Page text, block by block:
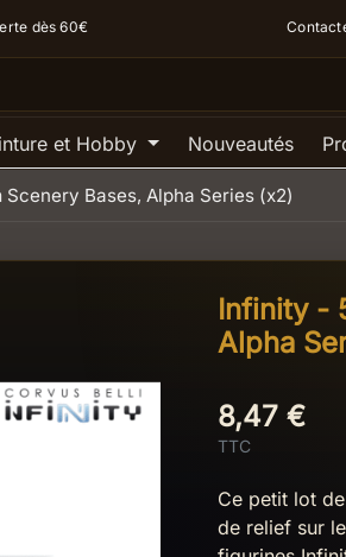
dès 60€
et Hobby Nouveautés
Bases, Alpha Series (x2)
Infinity -
Alpha
8,47 €
TTC
Ce petit lot
de relief sur